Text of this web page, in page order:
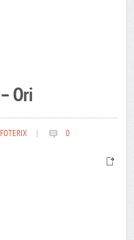
Ori
FOTERIX 0